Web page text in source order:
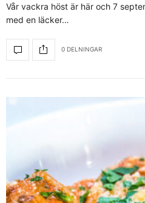
Vår vackra höst är här och 7
med en läcker…
0 DELNINGAR